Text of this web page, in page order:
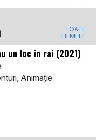
TOATE
FILMELE
un loc in rai (2021)
Animaţie